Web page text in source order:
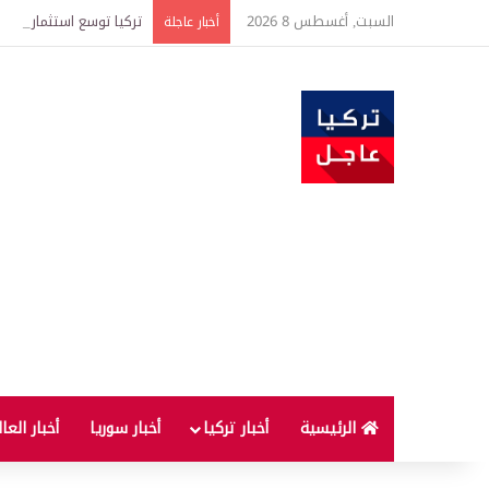
السبت, أغسطس 8 2026 أخبار عاجلة تركيا توسع استثمارات الطاقة في 3 قارات
الرئيسية أخبار تركيا أخبار سوريا أخبار